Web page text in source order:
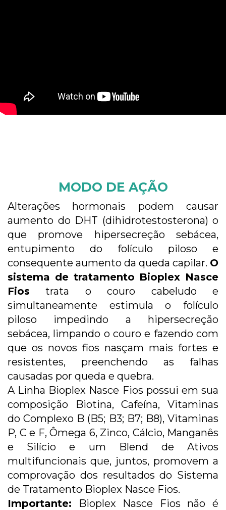
MODO DE AÇÃO
Alterações hormonais podem causar
aumento do DHT (dihidrotestosterona) o
que promove hipersecreção sebácea,
entupimento do folículo piloso e
consequente aumento da queda capilar. O
sistema de tratamento Bioplex Nasce
Fios trata o couro cabeludo e
simultaneamente estimula o folículo
piloso impedindo a hipersecreção
sebácea, limpando o couro e fazendo com
que os novos fios nasçam mais fortes e
resistentes, preenchendo as falhas
causadas por queda e quebra.
A Linha Bioplex Nasce Fios possui em sua
composição Biotina, Cafeína, Vitaminas
do Complexo B (B5; B3; B7; B8), Vitaminas
P, C e F, Ômega 6, Zinco, Cálcio, Manganês
e Silício e um Blend de Ativos
multifuncionais que, juntos, promovem a
comprovação dos resultados do Sistema
de Tratamento Bioplex Nasce Fios.
Importante: Bioplex Nasce Fios não é